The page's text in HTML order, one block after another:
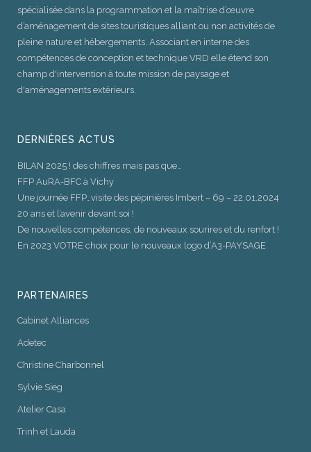
spécialisée dans la programmation et la maîtrise d’œuvre
d’aménagement de sites touristiques alliant ou non activités de
pleine nature et hébergements. Associant en interne des
compétences de conception et technique VRD elle étend son
champ d'intervention à toute mission de paysage et
d'aménagements extérieurs.
DERNIÈRES ACTUS
BILAN 2025 ! des chiffres mais pas que…
FFP AuRA-BFC à Vichy
Une journée FFP…visite des pépinières Imbert – 69 – 22.01.2024
20 ans et l’avenir devant soi !
De nouvelles compétences, de nouveaux sourires et du renfort !
En 2023 VOTRE choix pour le nouveaux logo d’A3-PAYSAGE
PARTENAIRES
Cabinet Alliances
Adetec
Christine Charbonnel
Sylvie Sieg
Atelier Casa
Trinh et Lauda